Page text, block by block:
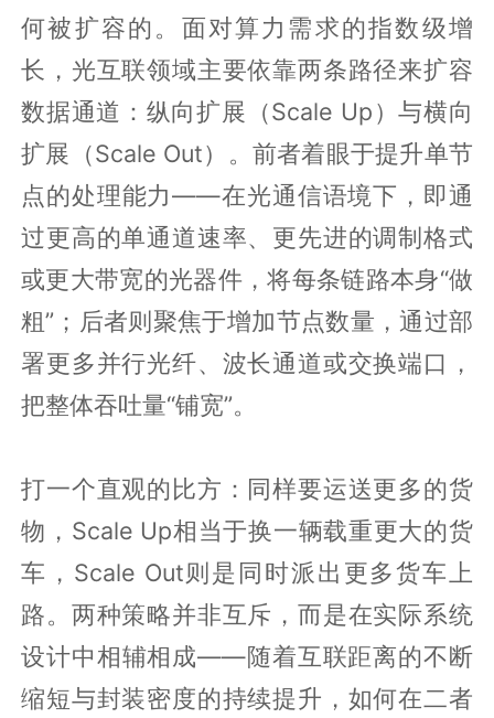
何被扩容的。面对算力需求的指数级增
长，光互联领域主要依靠两条路径来扩容
数据通道：纵向扩展（Scale Up）与横向
扩展（Scale Out）。前者着眼于提升单节
点的处理能力——在光通信语境下，即通
过更高的单通道速率、更先进的调制格式
或更大带宽的光器件，将每条链路本身“做
粗”；后者则聚焦于增加节点数量，通过部
署更多并行光纤、波长通道或交换端口，
把整体吞吐量“铺宽”。
打一个直观的比方：同样要运送更多的货
物，Scale Up相当于换一辆载重更大的货
车，Scale Out则是同时派出更多货车上
路。两种策略并非互斥，而是在实际系统
设计中相辅相成——随着互联距离的不断
缩短与封装密度的持续提升，如何在二者